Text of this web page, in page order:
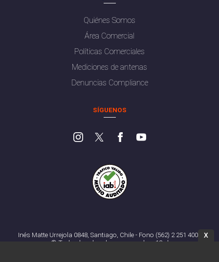
Quiénes Somos
Área Comercial
Políticas Comerciales
Mediciones de antenas
Denuncias Compliance
SÍGUENOS
Inés Matte Urrejola 0848, Santiago, Chile - Fono (562) 2 251 4000
© Todos los derechos reservados. 13.cl
X